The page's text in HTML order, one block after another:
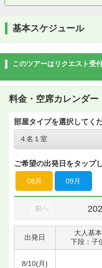
基本スケジュール
このツアーはリクエスト受
料金・空席カレンダー
部屋タイプを選択してく
ご希望の出発日をタップ
08月 09月
前へ
出発日
大人基
下段：子
8/10(月)